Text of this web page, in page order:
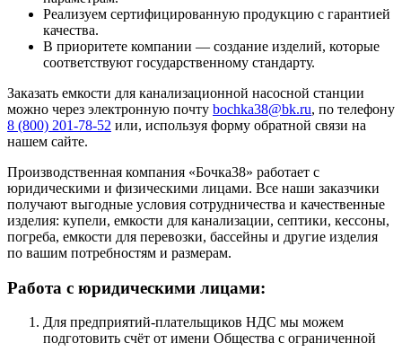
Реализуем сертифицированную продукцию с гарантией
качества.
В приоритете компании — создание изделий, которые
соответствуют государственному стандарту.
Заказать емкости для канализационной насосной станции
можно через электронную почту bochka38@bk.ru, по телефону
8 (800) 201-78-52 или, используя форму обратной связи на
нашем сайте.
Производственная компания «Бочка38» работает с
юридическими и физическими лицами. Все наши заказчики
получают выгодные условия сотрудничества и качественные
изделия: купели, емкости для канализации, септики, кессоны,
погреба, емкости для перевозки, бассейны и другие изделия
по вашим потребностям и размерам.
Работа с юридическими лицами:
Для предприятий-плательщиков НДС мы можем
подготовить счёт от имени Общества с ограниченной